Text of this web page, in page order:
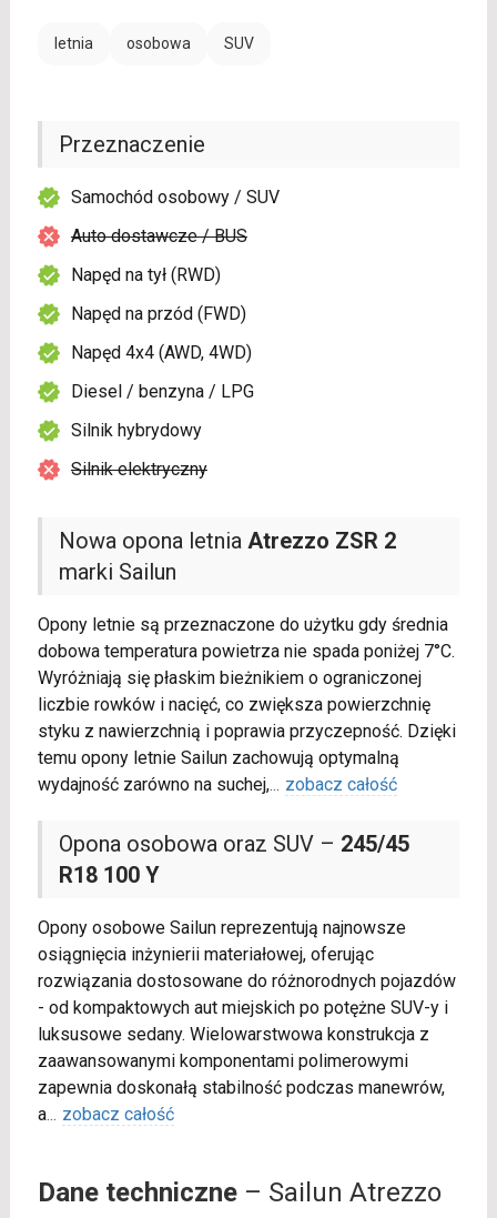
letnia osobowa SUV
Nowa opona letnia Atrezzo ZSR 2
marki Sailun
Opony letnie są przeznaczone do użytku gdy średnia
dobowa temperatura powietrza nie spada poniżej 7°C.
Wyróżniają się płaskim bieżnikiem o ograniczonej
liczbie rowków i nacięć, co zwiększa powierzchnię
styku z nawierzchnią i poprawia przyczepność. Dzięki
temu opony letnie Sailun zachowują optymalną
wydajność zarówno na suchej,... zobacz całość
Opona osobowa oraz SUV – 245/45
R18 100 Y
Opony osobowe Sailun reprezentują najnowsze
osiągnięcia inżynierii materiałowej, oferując
rozwiązania dostosowane do różnorodnych pojazdów
- od kompaktowych aut miejskich po potężne SUV-y i
luksusowe sedany. Wielowarstwowa konstrukcja z
zaawansowanymi komponentami polimerowymi
zapewnia doskonałą stabilność podczas manewrów,
a... zobacz całość
Przeznaczenie
Samochód osobowy / SUV
Auto dostawcze / BUS
Napęd na tył (RWD)
Napęd na przód (FWD)
Napęd 4x4 (AWD, 4WD)
Diesel / benzyna / LPG
Silnik hybrydowy
Silnik elektryczny
Dane techniczne– Sailun Atrezzo